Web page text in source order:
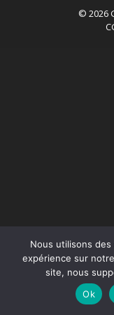
© 2026
Nous utilisons
expérience sur
site, nous
Ok